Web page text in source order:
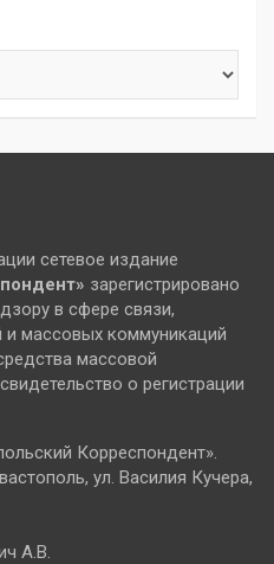
сетевое издание
зарегистрировано
в сфере связи,
и массовых коммуникаций
массовой
о регистрации
Корреспондент».
ул. Василия Кучера,
А.В.